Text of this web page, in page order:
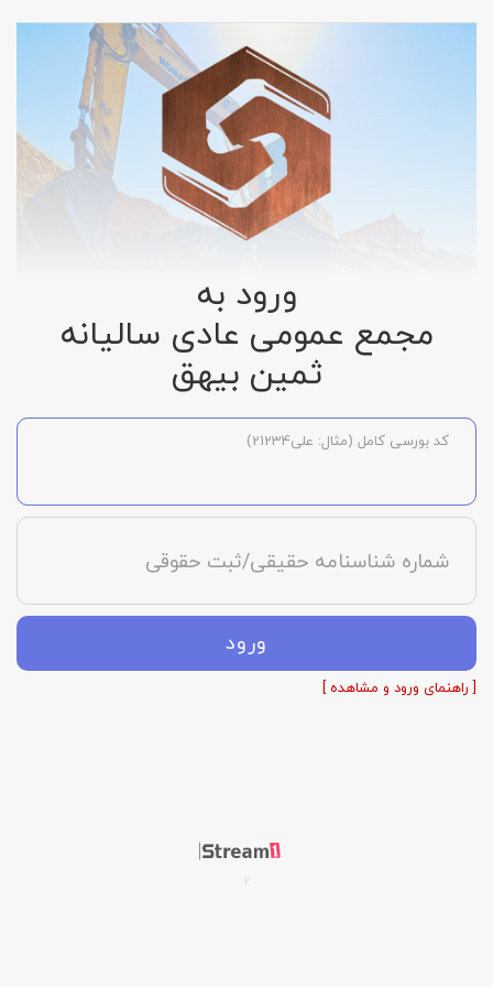
ورود به
مجمع عمومی عادی سالیانه
ثمین بیهق
کد بورسی کامل (مثال: علی21234)
شماره شناسنامه حقیقی/ثبت حقوقی
ورود
[ راهنمای ورود و مشاهده ]